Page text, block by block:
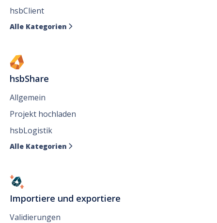
hsbClient
Alle Kategorien 
hsbShare
Allgemein
Projekt hochladen
hsbLogistik
Alle Kategorien 
Importiere und exportiere
Validierungen